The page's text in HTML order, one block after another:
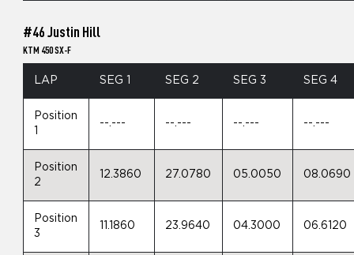
#46 Justin Hill
KTM 450 SX-F
LAP SEG 1 SEG 2 SEG 3 SEG 4
Position
1
--.--- --.--- --.--- --.---
Position
2
12.3860 27.0780 05.0050 08.0690
Position
3
11.1860 23.9640 04.3000 06.6120